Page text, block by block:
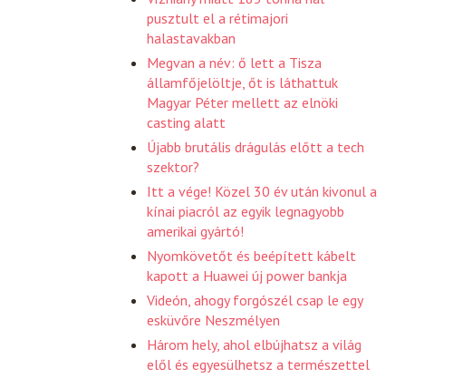
pusztult el a rétimajori
halastavakban
Megvan a név: ő lett a Tisza
államfőjelöltje, őt is láthattuk
Magyar Péter mellett az elnöki
casting alatt
Újabb brutális drágulás előtt a tech
szektor?
Itt a vége! Közel 30 év után kivonul a
kínai piacról az egyik legnagyobb
amerikai gyártó!
Nyomkövetőt és beépített kábelt
kapott a Huawei új power bankja
Videón, ahogy forgószél csap le egy
esküvőre Neszmélyen
Három hely, ahol elbújhatsz a világ
elől és egyesülhetsz a természettel